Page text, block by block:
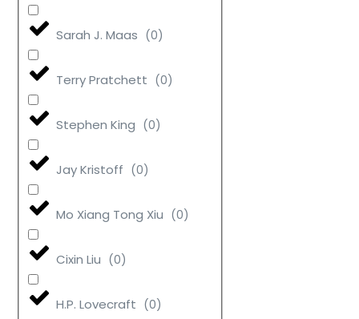
Sarah J. Maas (0)
Terry Pratchett (0)
Stephen King (0)
Jay Kristoff (0)
Mo Xiang Tong Xiu (0)
Cixin Liu (0)
H.P. Lovecraft (0)